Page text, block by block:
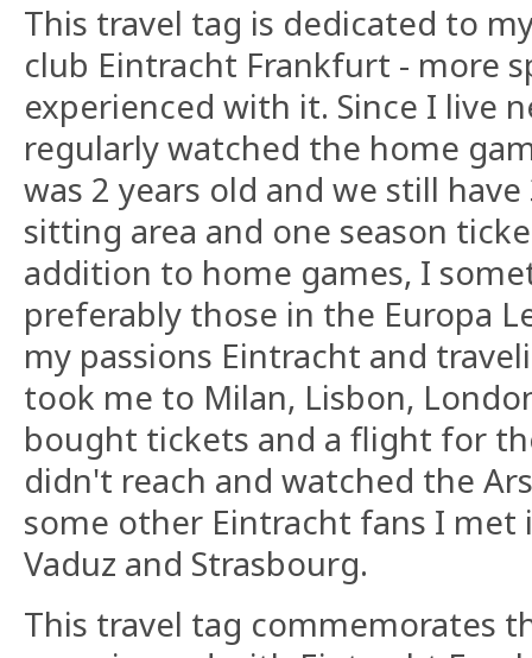
This travel tag is dedicated to
club Eintracht Frankfurt - more
experienced with it. Since I live
regularly watched the home
was 2 years old and we still
sitting area and one season
addition to home games, I
preferably those in the Europa
my passions Eintracht and
took me to Milan, Lisbon,
bought tickets and a flight for
didn't reach and watched the
some other Eintracht fans I met
Vaduz and Strasbourg.
This travel tag commemorates